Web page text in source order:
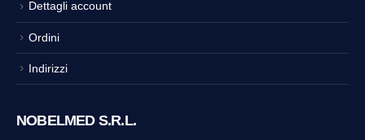
Dettagli account
Ordini
Indirizzi
NOBELMED S.R.L.